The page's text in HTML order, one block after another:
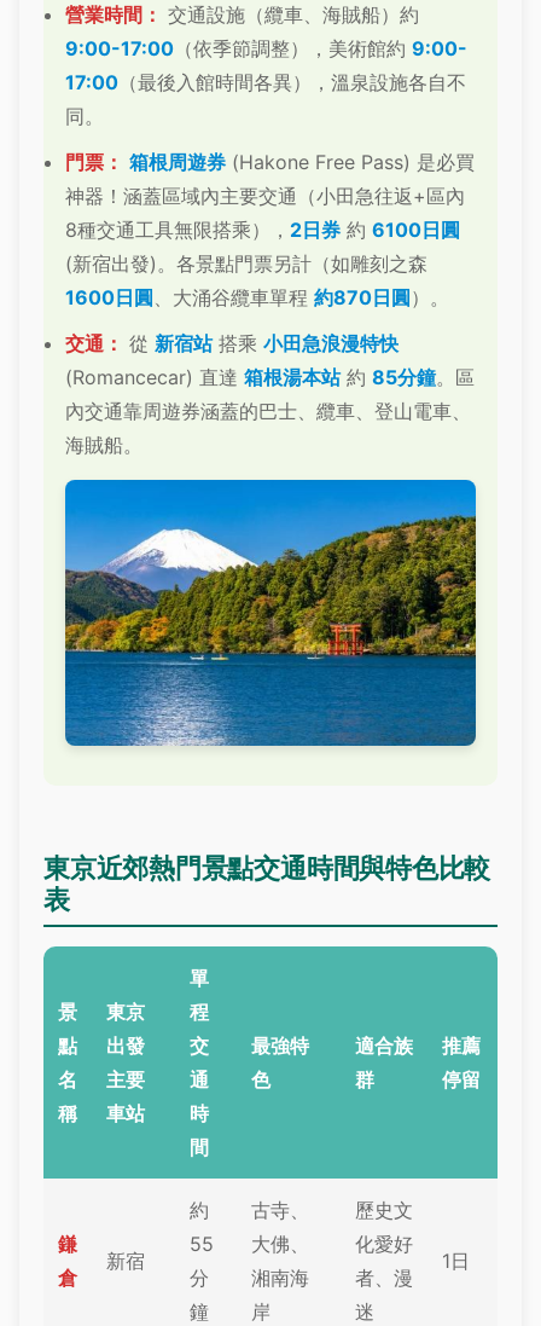
營業時間： 交通設施（纜車、海賊船）約
9:00-17:00 （依季節調整），美術館約 9:00-
17:00 （最後入館時間各異），溫泉設施各自不
同。
門票： 箱根周遊券 (Hakone Free Pass) 是必買
神器！涵蓋區域內主要交通（小田急往返+區內
8種交通工具無限搭乘）， 2日券 約 6100日圓
(新宿出發)。各景點門票另計（如雕刻之森
1600日圓 、大涌谷纜車單程 約870日圓）。
交通： 從 新宿站搭乘 小田急浪漫特快
(Romancecar) 直達 箱根湯本站約 85分鐘。區
內交通靠周遊券涵蓋的巴士、纜車、登山電車、
海賊船。
東京近郊熱門景點交通時間與特色比較
表
景
點
名
稱
東京
出發
主要
車站
單
程
交
通
時
間
最強特
色
適合族
群
推薦
停留
鎌
倉
新宿
約
55
分
鐘
古寺、
大佛、
湘南海
岸
歷史文
化愛好
者、漫
迷
1日